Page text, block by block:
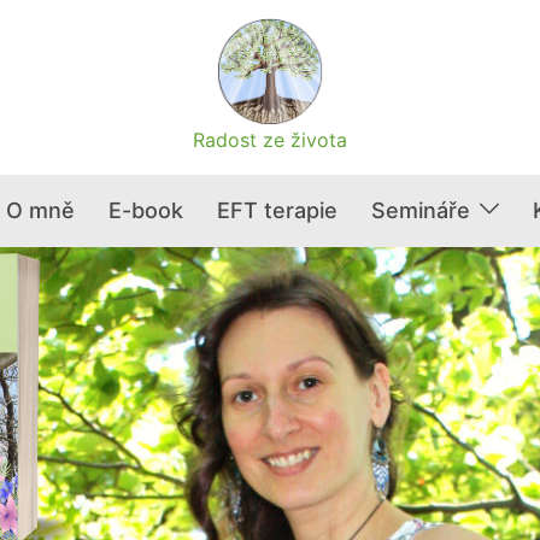
Radost ze života
O mně E-book EFT terapie Semináře